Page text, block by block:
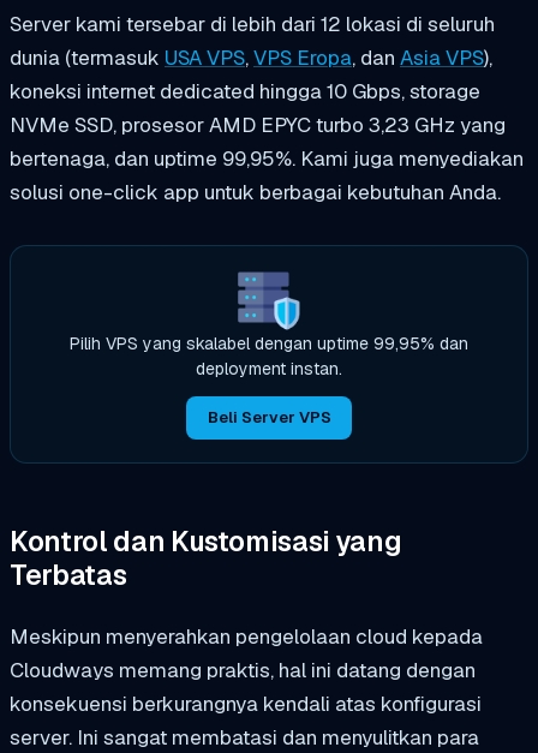
Server kami tersebar di lebih dari 12 lokasi di seluruh
dunia (termasuk USA VPS,VPS Eropa, dan Asia VPS),
koneksi internet dedicated hingga 10 Gbps, storage
NVMe SSD, prosesor AMD EPYC turbo 3,23 GHz yang
bertenaga, dan uptime 99,95%. Kami juga menyediakan
solusi one-click app untuk berbagai kebutuhan Anda.
Pilih VPS yang skalabel dengan uptime 99,95% dan
deployment instan.
Beli Server VPS
Kontrol dan Kustomisasi yang
Terbatas
Meskipun menyerahkan pengelolaan cloud kepada
Cloudways memang praktis, hal ini datang dengan
konsekuensi berkurangnya kendali atas konfigurasi
server. Ini sangat membatasi dan menyulitkan para